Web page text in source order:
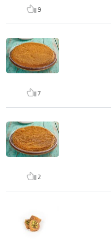
9
7
2